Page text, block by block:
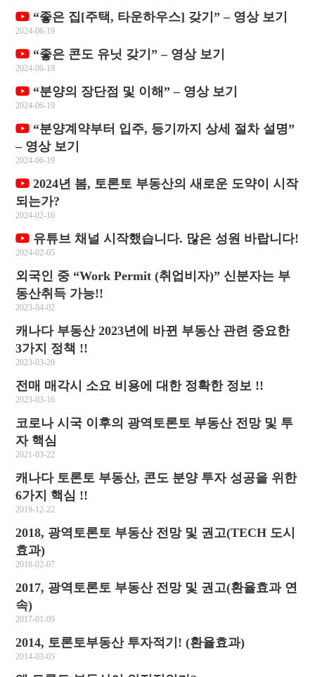
“좋은 집[주택, 타운하우스] 갖기” – 영상 보기
2024-06-19
“좋은 콘도 유닛 갖기” – 영상 보기
2024-06-19
“분양의 장단점 및 이해” – 영상 보기
2024-06-19
“분양계약부터 입주, 등기까지 상세 절차 설명”
– 영상 보기
2024-06-19
2024년 봄, 토론토 부동산의 새로운 도약이 시작
되는가?
2024-02-16
유튜브 채널 시작했습니다. 많은 성원 바랍니다!
2024-02-05
외국인 중 “Work Permit (취업비자)” 신분자는 부
동산취득 가능!!
2023-04-02
캐나다 부동산 2023년에 바뀐 부동산 관련 중요한
3가지 정책 !!
2023-03-20
전매 매각시 소요 비용에 대한 정확한 정보 !!
2023-03-16
코로나 시국 이후의 광역토론토 부동산 전망 및 투
자 핵심
2021-03-22
캐나다 토론토 부동산, 콘도 분양 투자 성공을 위한
6가지 핵심 !!
2019-12-22
2018, 광역토론토 부동산 전망 및 권고(TECH 도시
효과)
2018-02-07
2017, 광역토론토 부동산 전망 및 권고(환율효과 연
속)
2017-01-09
2014, 토론토부동산 투자적기! (환율효과)
2014-03-05